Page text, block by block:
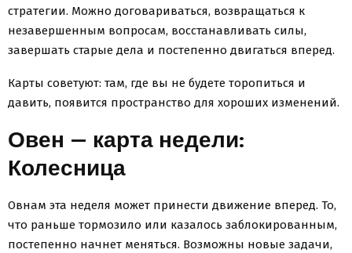
стратегии. Можно договариваться, возвращаться к
незавершенным вопросам, восстанавливать силы,
завершать старые дела и постепенно двигаться вперед.
Карты советуют: там, где вы не будете торопиться и
давить, появится пространство для хороших изменений.
Овен — карта недели:
Колесница
Овнам эта неделя может принести движение вперед. То,
что раньше тормозило или казалось заблокированным,
постепенно начнет меняться. Возможны новые задачи,